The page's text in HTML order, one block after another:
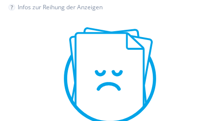
Infos zur Reihung der Anzeigen